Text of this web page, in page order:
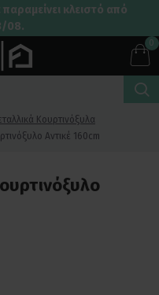
κλειστό από
08.
0
Κουρτινόξυλα
Αντικέ 160cm